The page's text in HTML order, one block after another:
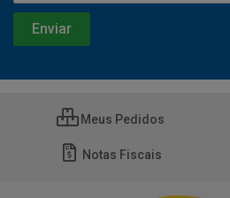
Meus Pedidos
Notas Fiscais